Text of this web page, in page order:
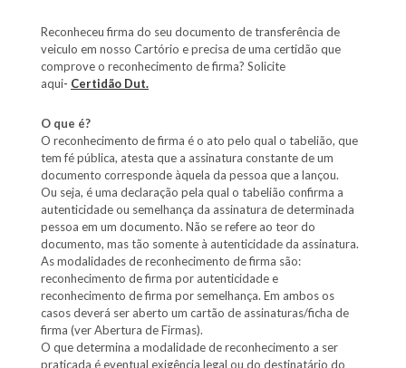
Reconheceu firma do seu documento de transferência de
veiculo em nosso Cartório e precisa de uma certidão que
comprove o reconhecimento de firma? Solicite
aqui- Certidão Dut.
O que é?
O reconhecimento de firma é o ato pelo qual o tabelião, que
tem fé pública, atesta que a assinatura constante de um
documento corresponde àquela da pessoa que a lançou.
Ou seja, é uma declaração pela qual o tabelião confirma a
autenticidade ou semelhança da assinatura de determinada
pessoa em um documento. Não se refere ao teor do
documento, mas tão somente à autenticidade da assinatura.
As modalidades de reconhecimento de firma são:
reconhecimento de firma por autenticidade e
reconhecimento de firma por semelhança. Em ambos os
casos deverá ser aberto um cartão de assinaturas/ficha de
firma (ver Abertura de Firmas).
O que determina a modalidade de reconhecimento a ser
praticada é eventual exigência legal ou do destinatário do